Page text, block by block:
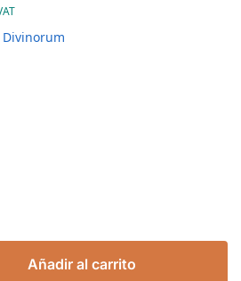
Divinorum
Añadir al carrito